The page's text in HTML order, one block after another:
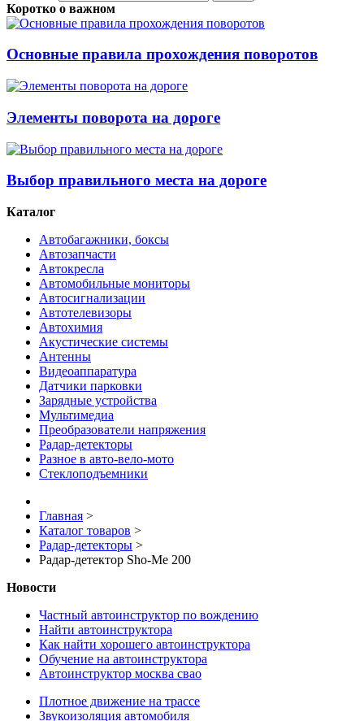
Коротко о важном
Основные правила прохождения поворотов
Элементы поворота на дороге
Выбор правильного места на дороге
Каталог
Автобагажники, боксы
Автозапчасти
Автокресла
Автомобильные мониторы
Автосигнализации
Автотелевизоры
Автохимия
Акустические системы
Антенны
Видеоаппаратура
Датчики парковки
Зарядные устройства
Мультимедиа
Преобразователи напряжения
Радар-детекторы
Разное в авто-вело-мото
Стеклоподъемники
Главная >
Каталог товаров >
Радар-детекторы >
Радар-детектор Sho-Me 200
Новости
Частный автоинструктор по вождению
Найти автоинструктора
Как найти хорошего автоинструктора
Обучение на автоинструктора
Автоинструктор москва свао
Плотное движение на трассе
Звукоизоляция автомобиля